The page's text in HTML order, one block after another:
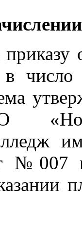
число
№007